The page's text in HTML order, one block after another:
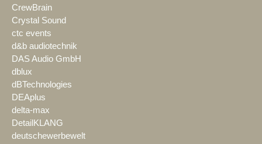
CrewBrain
Crystal Sound
ctc events
d&b audiotechnik
DAS Audio GmbH
dblux
dBTechnologies
DEAplus
delta-max
DetailKLANG
deutschewerbewelt